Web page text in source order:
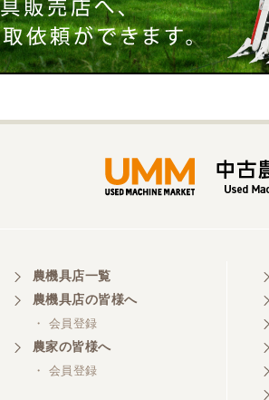
農機具店一覧
農機具店の皆様へ
・ 会員登録
農家の皆様へ
・ 会員登録